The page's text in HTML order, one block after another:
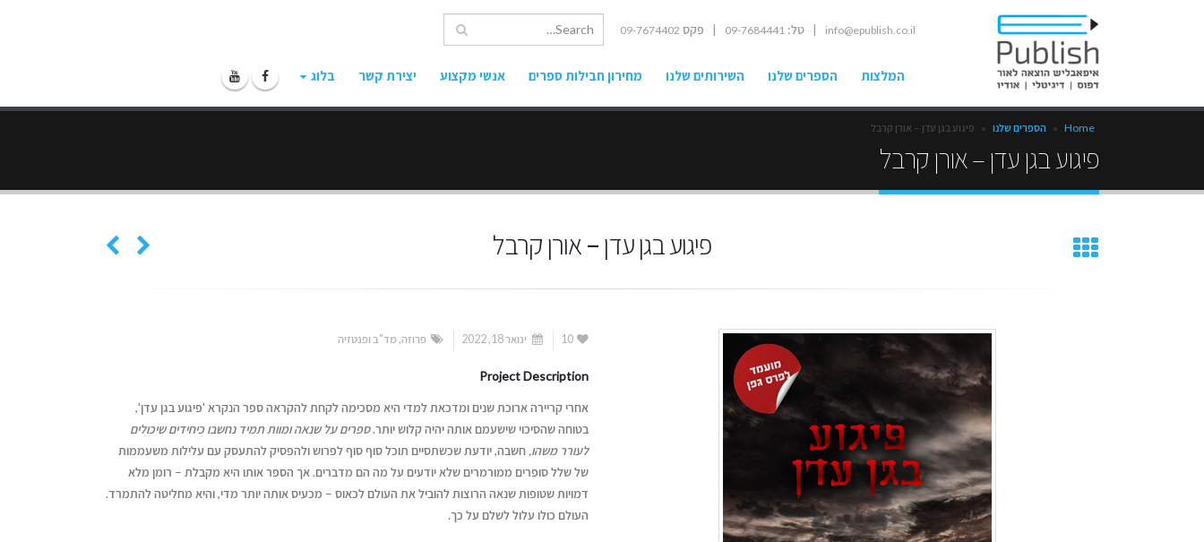
info@epublish.co.il | טל: 09-7684441 | פקס 09-7674402
המלצות הספרים שלנו השירותים שלנו מחירון חבילות ספרים אנשי מקצוע יצירת קשר בלוג
Home
» הספרים שלנו » פיגוע בגן עדן – אורן קרבל
פיגוע בגן עדן – אורן קרבל
פיגוע בגן עדן – אורן קרבל
10 ינואר 18, 2022 פרוזה, מד"ב ופנטזיה
Project Description
אחרי קריירה ארוכת שנים ומדכאת למדי היא מסכימה לקחת להקראה ספר הנקרא 'פיגוע בגן עדן',
בטוחה שהסיכוי שישעמם אותה יהיה קלוש יותר.ספרים על שנאה ומוות תמיד נחשבו כיחידים שיכולים
לעורר משהו, חשבה, יודעת שכשתסיים תוכל סוף סוף לפרוש ולהפסיק להתעסק עם עלילות משעממות
של שלל סופרים ממורמרים שלא יודעים על מה הם מדברים. אך הספר אותו היא מקבלת – רומן מלא
דמויות שטופות שנאה הרוצות להוביל את העולם לכאוס – מכעיס אותה יותר מדי, והיא מחליטה להתמרד.
העולם כולו עלול לשלם על כך.